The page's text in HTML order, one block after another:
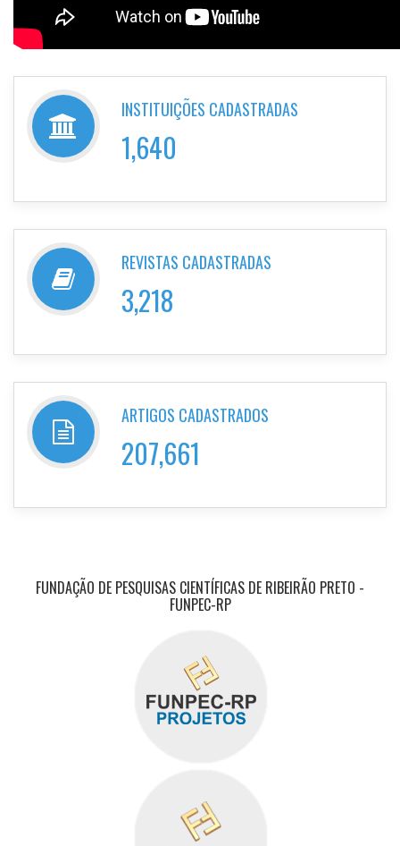
INSTITUIÇÕES CADASTRADAS
1,640
REVISTAS CADASTRADAS
3,218
ARTIGOS CADASTRADOS
207,661
FUNDAÇÃO DE PESQUISAS CIENTÍFICAS DE RIBEIRÃO PRETO -
FUNPEC-RP